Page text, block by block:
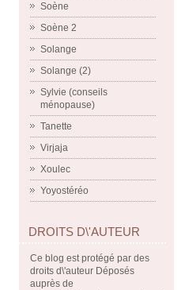
Soène
Soène 2
Solange
Solange (2)
Sylvie (conseils
ménopause)
Tanette
Virjaja
Xoulec
Yoyostéréo
DROITS D\'AUTEUR
Ce blog est protégé par des
droits d\'auteur Déposés
auprès de